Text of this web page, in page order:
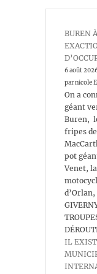
BUREN
6 août
par nicole
On a
géant
Buren,
fripes
pot
Venet,
IL